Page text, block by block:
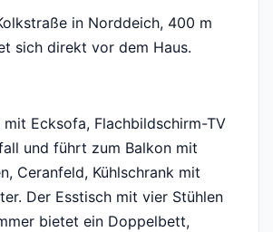
in Norddeich, 400 m
sich direkt vor dem Haus.
Ecksofa, Flachbildschirm-TV
und führt zum Balkon mit
Ceranfeld, Kühlschrank mit
Der Esstisch mit vier Stühlen
bietet ein Doppelbett,